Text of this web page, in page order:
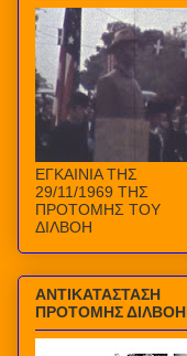
ΕΓΚΑΙΝΙΑ ΤΗΣ
29/11/1969 ΤΗΣ
ΠΡΟΤΟΜΗΣ ΤΟΥ
ΔΙΛΒΟΗ
ΑΝΤΙΚΑΤΑΣΤΑΣΗ
ΠΡΟΤΟΜΗΣ ΔΙΛΒΟΗ